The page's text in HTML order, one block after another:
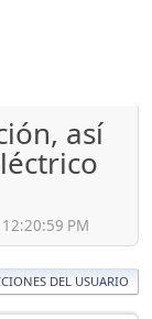
así
PM
DEL USUARIO